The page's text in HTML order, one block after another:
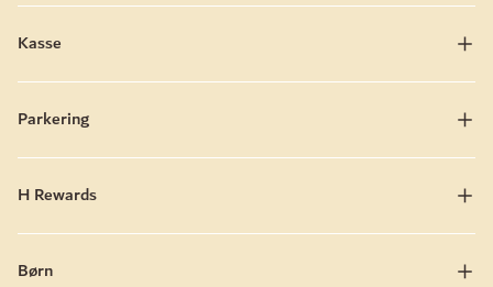
Kasse
Parkering
H Rewards
Børn